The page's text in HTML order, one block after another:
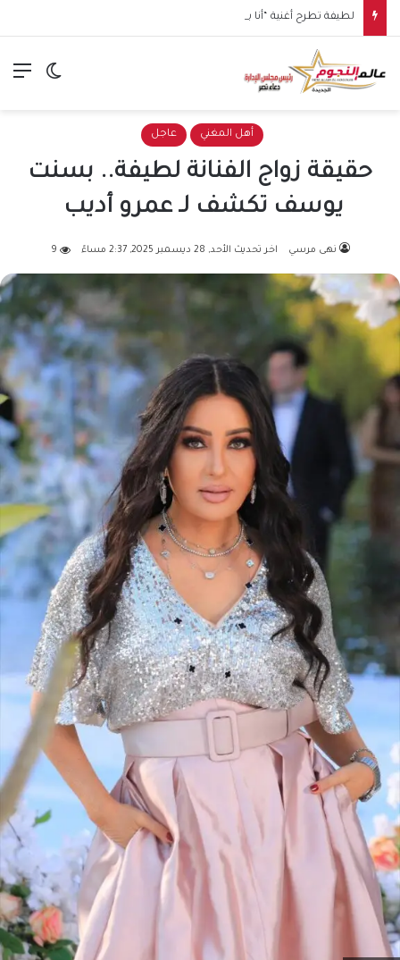
الوضع
أهل المغني عاجل
حقيقة زواج الفنانة لطيفة.. بسنت
يوسف تكشف لـ عمرو أديب
نهى مرسي اخر تحديث الأحد, 28 ديسمبر 2025, 2:37 مساءً 9